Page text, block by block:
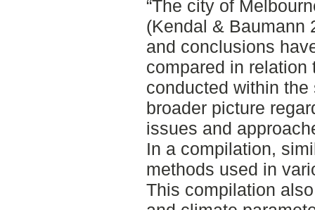
“The city of
(Kendal & Baumann
and conclusions
compared in relation
conducted within
broader picture
issues and
In a compilation,
methods used in
This compilation